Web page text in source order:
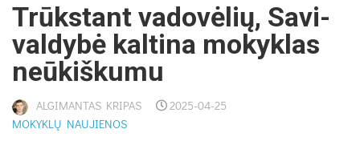
Trūks­tant va­do­vė­lių, Sa­vi­
val­dy­bė kal­ti­na mo­kyk­las
neū­kiš­ku­mu
ALGIMANTAS KRIPAS
2025-04-25
MOKYKLŲ NAUJIENOS